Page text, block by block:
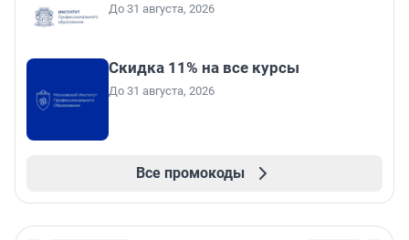
До 31 августа, 2026
Скидка 11% на все курсы
До 31 августа, 2026
Все промокоды